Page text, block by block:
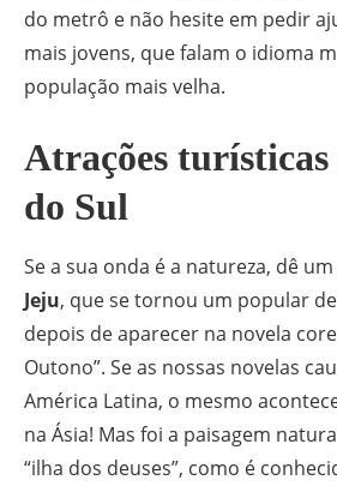
do metrô e não hesite em pedir
mais jovens, que falam o idioma
população mais velha.
Atrações
do Sul
Se a sua onda é a natureza, dê
Jeju, que se tornou um popular
depois de aparecer na novela
Outono”. Se as nossas novelas
América Latina, o mesmo
na Ásia! Mas foi a paisagem
“ilha dos deuses”, como é